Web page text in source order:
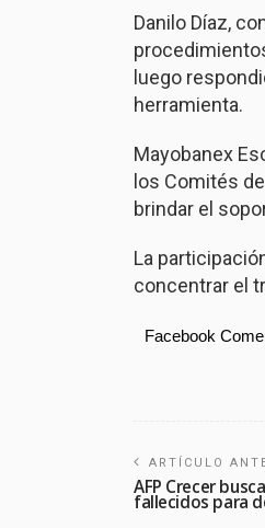
Danilo Díaz,
luego
herramienta.
Mayobanex
los Comités
brindar el
La
concentrar el
Facebook
ARTÍCULO
AFP Crecer
fallecidos para